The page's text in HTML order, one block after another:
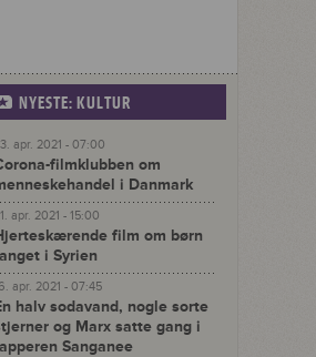
NYESTE: KULTUR
apr. 2021 - 07:00
filmklubben om
i Danmark
apr. 2021 - 15:00
film om børn
i Syrien
apr. 2021 - 07:45
halv sodavand, nogle sorte
og Marx satte gang i
Sanganee